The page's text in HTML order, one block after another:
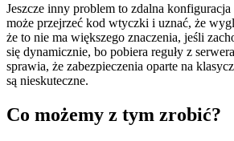
Jeszcze inny problem to zdalna konfiguracja
może przejrzeć kod wtyczki i uznać, że
że to nie ma większego znaczenia, jeśli
się dynamicznie, bo pobiera reguły z
sprawia, że zabezpieczenia oparte na
są nieskuteczne.
Co możemy z tym zrobić?